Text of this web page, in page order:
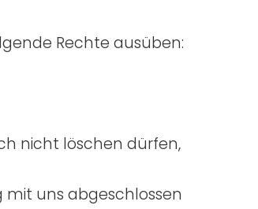
Rechte ausüben:
nicht löschen dürfen,
uns abgeschlossen